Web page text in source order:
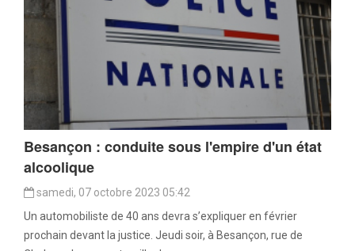
Besançon : conduite sous l'empire d'un état
alcoolique
samedi, 07 octobre 2023 05:42
Un automobiliste de 40 ans devra s’expliquer en février
prochain devant la justice. Jeudi soir, à Besançon, rue de